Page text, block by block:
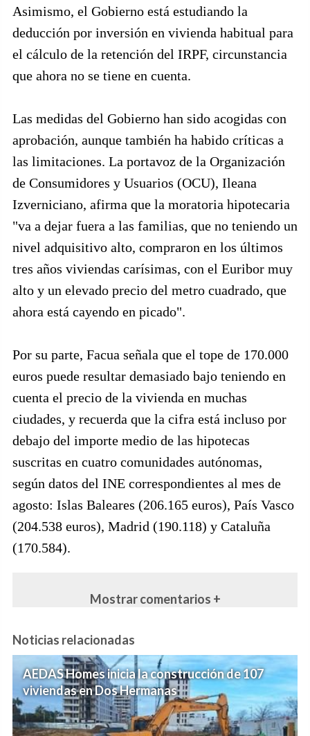
Asimismo, el Gobierno está estudiando la
deducción por inversión en vivienda habitual para
el cálculo de la retención del IRPF, circunstancia
que ahora no se tiene en cuenta.
Las medidas del Gobierno han sido acogidas con
aprobación, aunque también ha habido críticas a
las limitaciones. La portavoz de la Organización
de Consumidores y Usuarios (OCU), Ileana
Izverniciano, afirma que la moratoria hipotecaria
"va a dejar fuera a las familias, que no teniendo un
nivel adquisitivo alto, compraron en los últimos
tres años viviendas carísimas, con el Euribor muy
alto y un elevado precio del metro cuadrado, que
ahora está cayendo en picado".
Por su parte, Facua señala que el tope de 170.000
euros puede resultar demasiado bajo teniendo en
cuenta el precio de la vivienda en muchas
ciudades, y recuerda que la cifra está incluso por
debajo del importe medio de las hipotecas
suscritas en cuatro comunidades autónomas,
según datos del INE correspondientes al mes de
agosto: Islas Baleares (206.165 euros), País Vasco
(204.538 euros), Madrid (190.118) y Cataluña
(170.584).
Mostrar comentarios +
Noticias relacionadas
AEDAS Homes inicia la construcción de 107
viviendas en Dos Hermanas